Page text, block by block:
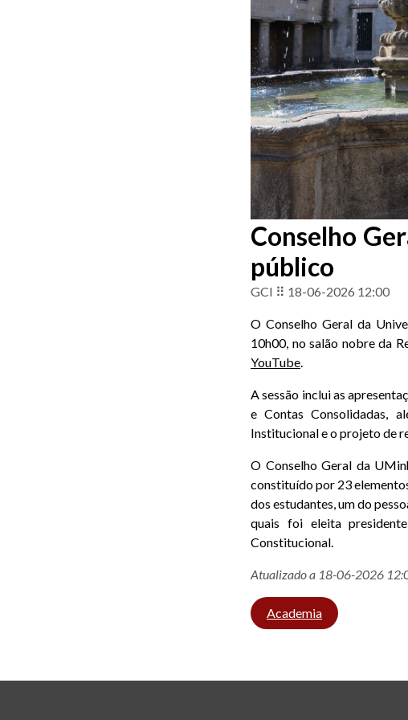
Conselho
público
GCI ⠿ 18-06-2026 12:00
O Conselho Geral da
10h00, no salão nobre da
YouTube.
A sessão inclui as
e Contas Consolidadas,
Institucional e o projeto de
O Conselho Geral da
constituído por 23
dos estudantes, um do
quais foi eleita
Constitucional.
Atualizado a 18-06-2026
Academia